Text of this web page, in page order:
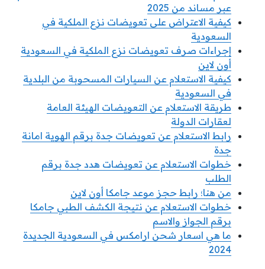
عبر مساند من 2025
كيفية الاعتراض على تعويضات نزع الملكية في
السعودية
إجراءات صرف تعويضات نزع الملكية في السعودية
أون لاين
كيفية الاستعلام عن السيارات المسحوبة من البلدية
في السعودية
طريقة الاستعلام عن التعويضات الهيئة العامة
لعقارات الدولة
رابط الاستعلام عن تعويضات جدة برقم الهوية امانة
جدة
خطوات الاستعلام عن تعويضات هدد جدة برقم
الطلب
من هنا؛ رابط حجز موعد جامكا أون لاين
خطوات الاستعلام عن نتيجة الكشف الطبي جامكا
برقم الجواز والاسم
ما هي اسعار شحن ارامكس في السعودية الجديدة
2024